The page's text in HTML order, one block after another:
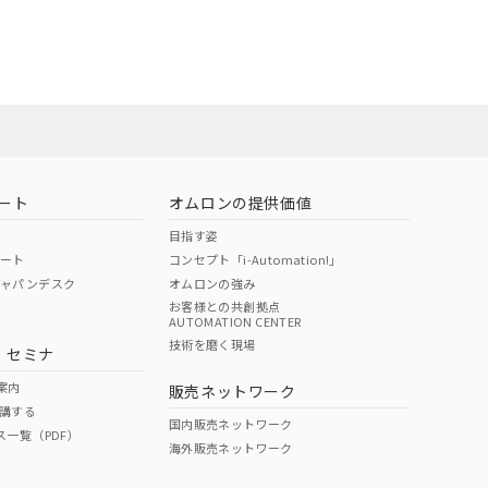
O O
ト
ト
パンデスク
セミナ
内
する
覧（PDF）
オムロンの提供価値
目指す姿
コンセプト「i-Automation!」
オムロンの強み
お客様との共創拠点
AUTOMATION CENTER
技術を磨く現場
販売ネットワーク
国内販売ネットワーク
海外販売ネットワーク